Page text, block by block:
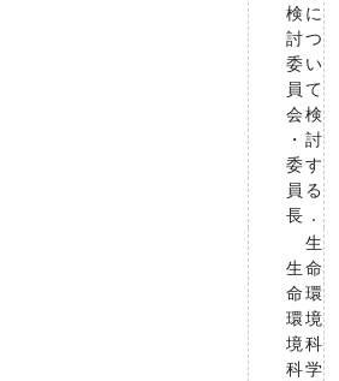
検
討
委
員
会
・
委
員
長
に
つ
い
て
検
討
す
る
．
生
命
環
境
科
生
命
環
境
科
学